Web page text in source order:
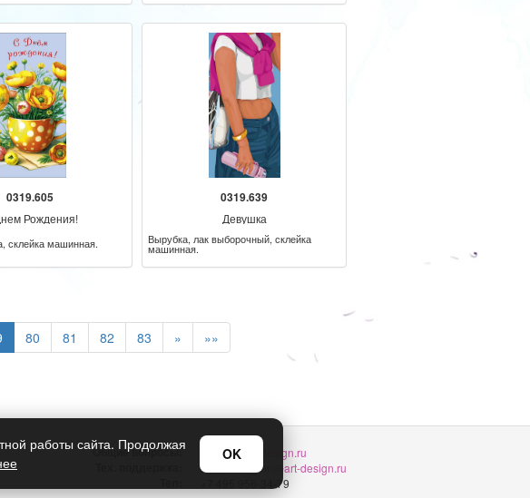
0319.605
Рождения!
склейка машинная.
0319.639
Девушка
Вырубка, лак выборочный, склейка
машинная.
80 81 82 83 » »»
Общие вопросы: sellers@art-design.ru
support-region@art-design.ru
+7 495 956-34-79
работы сайта. Продолжая
OK